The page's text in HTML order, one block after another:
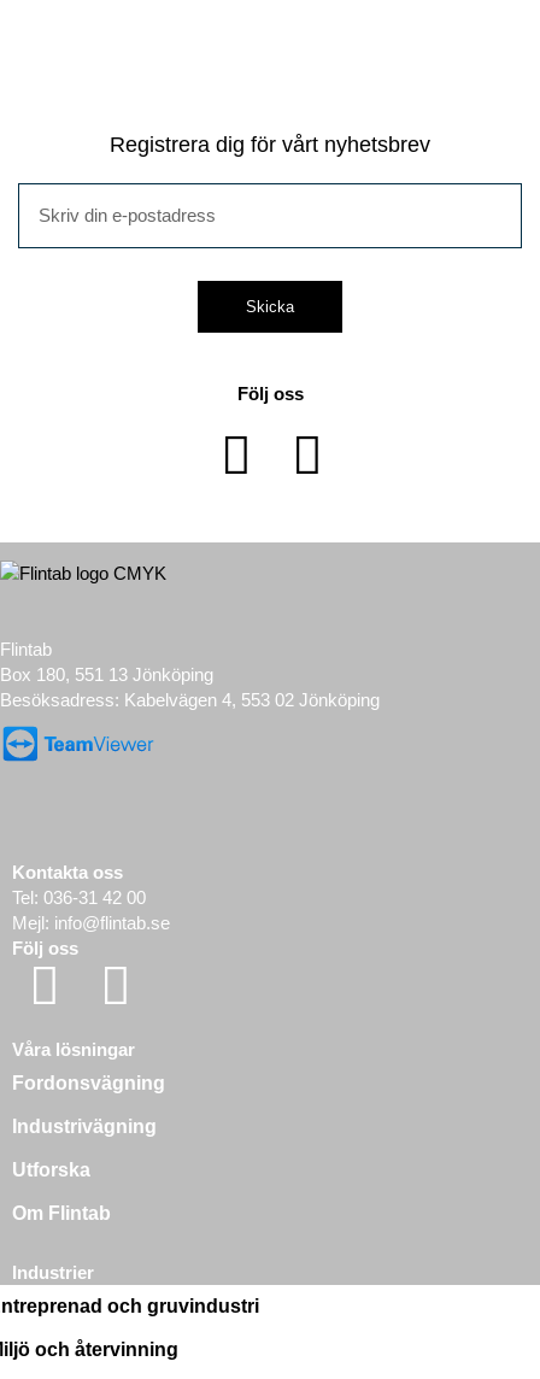
Registrera dig för vårt nyhetsbrev
Skicka
Följ oss
Flintab
Box 180, 551 13 Jönköping
Besöksadress: Kabelvägen 4, 553 02 Jönköping
Kontakta oss
Tel: 036-31 42 00
Mejl: info@flintab.se
Följ oss
Våra lösningar
Fordonsvägning
Industrivägning
Utforska
Om Flintab
Industrier
och gruvindustri
och återvinning